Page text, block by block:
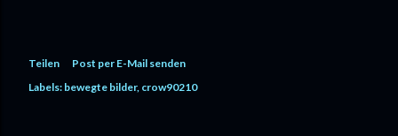
Teilen
Post per E-Mail senden
Labels: bewegte bilder crow90210